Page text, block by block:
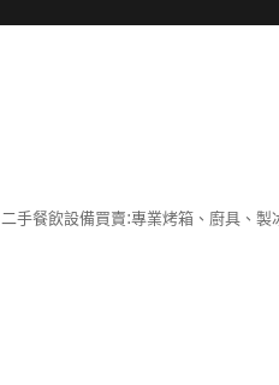
手餐飲設備買賣:專業烤箱、廚具、